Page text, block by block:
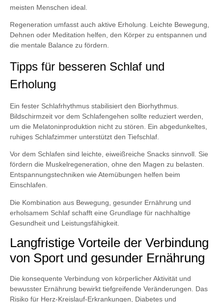
meisten Menschen ideal.
Regeneration umfasst auch aktive Erholung. Leichte Bewegung,
Dehnen oder Meditation helfen, den Körper zu entspannen und
die mentale Balance zu fördern.
Tipps für besseren Schlaf und
Erholung
Ein fester Schlafrhythmus stabilisiert den Biorhythmus.
Bildschirmzeit vor dem Schlafengehen sollte reduziert werden,
um die Melatoninproduktion nicht zu stören. Ein abgedunkeltes,
ruhiges Schlafzimmer unterstützt den Tiefschlaf.
Vor dem Schlafen sind leichte, eiweißreiche Snacks sinnvoll. Sie
fördern die Muskelregeneration, ohne den Magen zu belasten.
Entspannungstechniken wie Atemübungen helfen beim
Einschlafen.
Die Kombination aus Bewegung, gesunder Ernährung und
erholsamem Schlaf schafft eine Grundlage für nachhaltige
Gesundheit und Leistungsfähigkeit.
Langfristige Vorteile der Verbindung
von Sport und gesunder Ernährung
Die konsequente Verbindung von körperlicher Aktivität und
bewusster Ernährung bewirkt tiefgreifende Veränderungen. Das
Risiko für Herz-Kreislauf-Erkrankungen, Diabetes und